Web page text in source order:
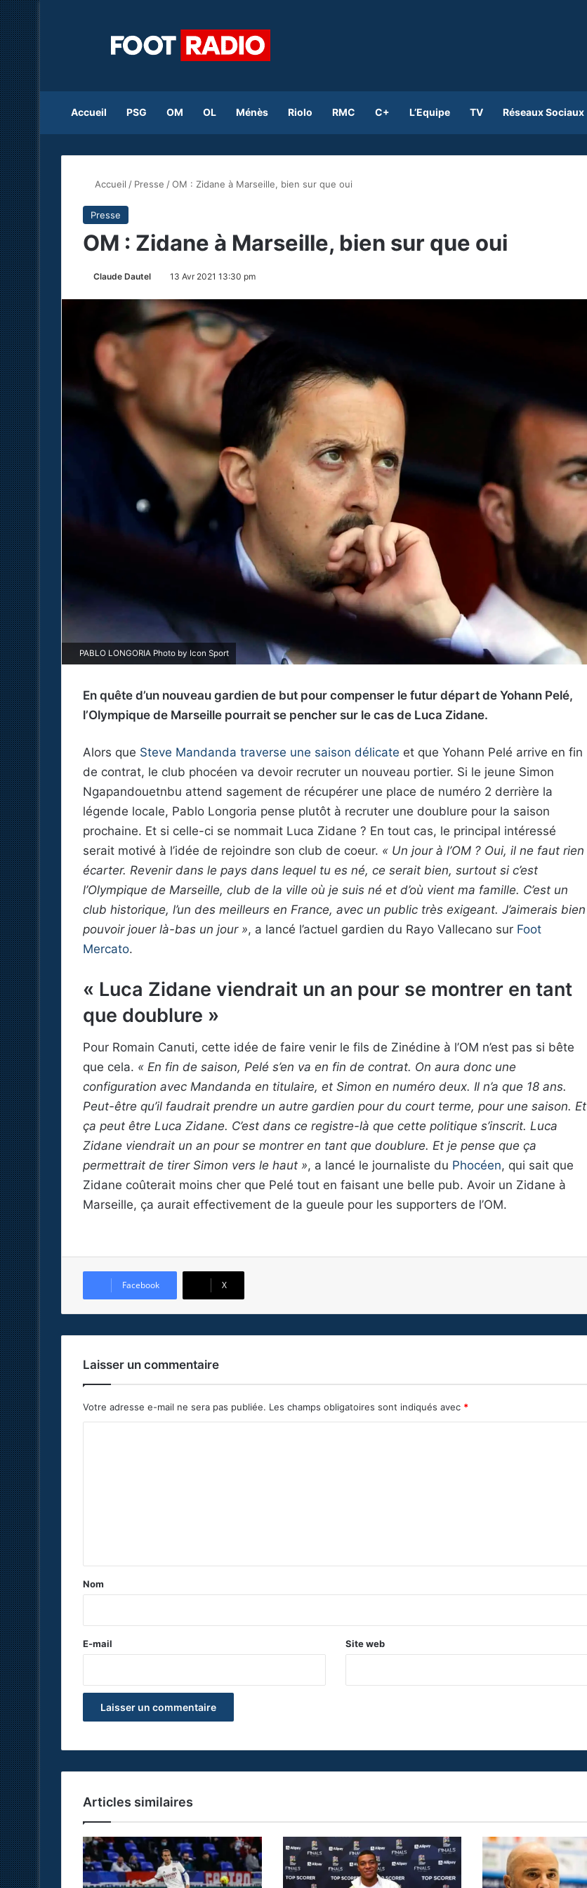
Accueil PSG OM OL Ménès Riolo RMC C+ L’Equipe TV Réseaux Sociaux
Accueil / Presse /OM : Zidane à Marseille, bien sur que oui
Presse
OM : Zidane à Marseille, bien sur que oui
Claude Dautel 13 Avr 2021 13:30 pm
PABLO LONGORIA Photo by Icon Sport
En quête d’un nouveau gardien de but pour compenser le futur départ de Yohann Pelé,
l’Olympique de Marseille pourrait se pencher sur le cas de Luca Zidane.
Alors que Steve Mandanda traverse une saison délicate et que Yohann Pelé arrive en fin
de contrat, le club phocéen va devoir recruter un nouveau portier. Si le jeune Simon
Ngapandouetnbu attend sagement de récupérer une place de numéro 2 derrière la
légende locale, Pablo Longoria pense plutôt à recruter une doublure pour la saison
prochaine. Et si celle-ci se nommait Luca Zidane ? En tout cas, le principal intéressé
serait motivé à l’idée de rejoindre son club de coeur. « Un jour à l’OM ? Oui, il ne faut rien
écarter. Revenir dans le pays dans lequel tu es né, ce serait bien, surtout si c’est
l’Olympique de Marseille, club de la ville où je suis né et d’où vient ma famille. C’est un
club historique, l’un des meilleurs en France, avec un public très exigeant. J’aimerais bien
pouvoir jouer là-bas un jour », a lancé l’actuel gardien du Rayo Vallecano sur Foot
Mercato.
« Luca Zidane viendrait un an pour se montrer en tant
que doublure »
Pour Romain Canuti, cette idée de faire venir le fils de Zinédine à l’OM n’est pas si bête
que cela. « En fin de saison, Pelé s’en va en fin de contrat. On aura donc une
configuration avec Mandanda en titulaire, et Simon en numéro deux. Il n’a que 18 ans.
Peut-être qu’il faudrait prendre un autre gardien pour du court terme, pour une saison. Et
ça peut être Luca Zidane. C’est dans ce registre-là que cette politique s’inscrit. Luca
Zidane viendrait un an pour se montrer en tant que doublure. Et je pense que ça
permettrait de tirer Simon vers le haut », a lancé le journaliste du Phocéen, qui sait que
Zidane coûterait moins cher que Pelé tout en faisant une belle pub. Avoir un Zidane à
Marseille, ça aurait effectivement de la gueule pour les supporters de l’OM.
Facebook X
Laisser un commentaire
Votre adresse e-mail ne sera pas publiée. Les champs obligatoires sont indiqués avec *
a
e
Nom
E-mail Site web
Articles similaires